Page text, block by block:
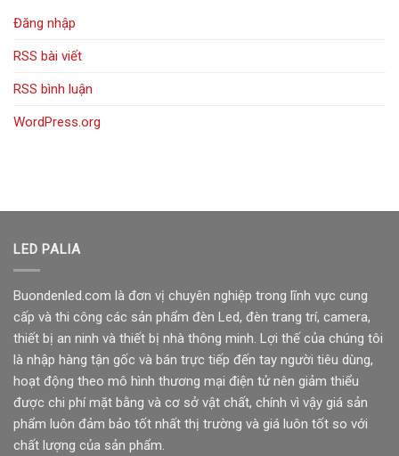
Đăng nhập
RSS bài viết
RSS bình luận
WordPress.org
LED PALIA
Buondenled.com là đơn vị chuyên nghiệp trong lĩnh vực cung
cấp và thi công các sản phẩm đèn Led, đèn trang trí, camera,
thiết bị an ninh và thiết bị nhà thông minh. Lợi thế của chúng tôi
là nhập hàng tận gốc và bán trực tiếp đến tay người tiêu dùng,
hoạt động theo mô hình thương mại điện tử nên giảm thiểu
được chi phí mặt bằng và cơ sở vật chất, chính vì vậy giá sản
phẩm luôn đảm bảo tốt nhất thị trường và giá luôn tốt so với
chất lượng của sản phẩm.